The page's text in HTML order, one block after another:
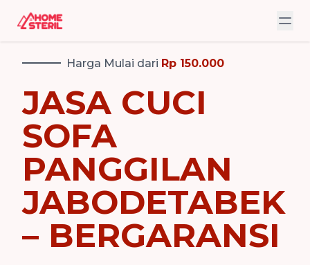
Harga Mulai dari Rp 150.000
JASA CUCI
SOFA
PANGGILAN
JABODETABEK
– BERGARANSI